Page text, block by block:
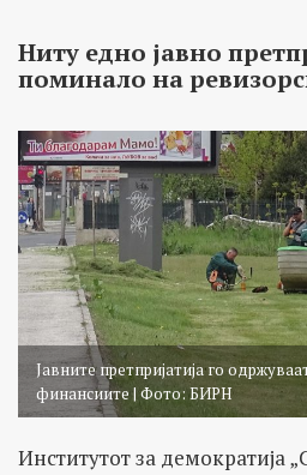
Ниту едно јавно
поминало на
Јавните претпријатија го
финансиите | Фото: БИРН
Институтот за демократија